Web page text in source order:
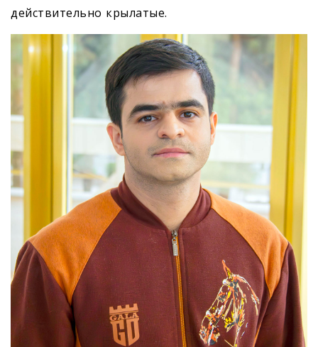
действительно крылатые.